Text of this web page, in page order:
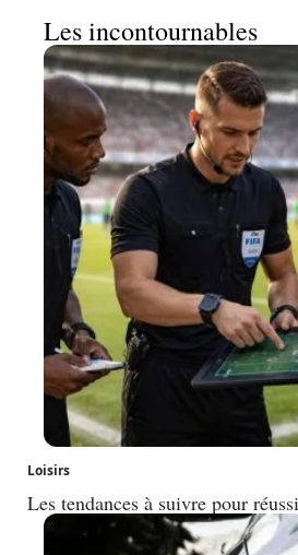
Les incontournables
Loisirs
Les tendances à suivre pour